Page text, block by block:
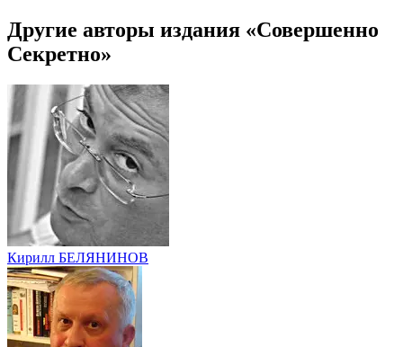
Другие авторы издания «Совершенно
Секретно»
Кирилл БЕЛЯНИНОВ